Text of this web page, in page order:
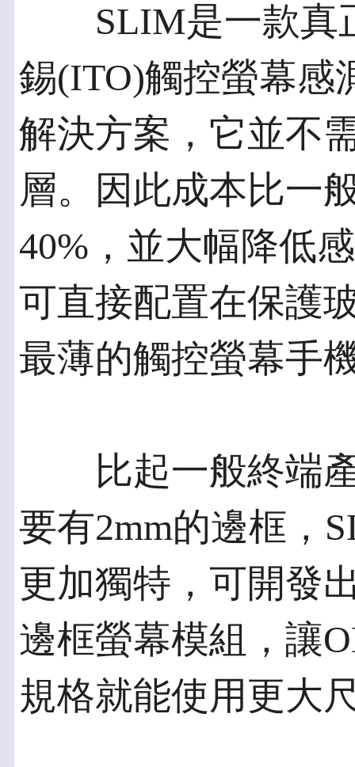
SLIM是一款真
錫(ITO)觸控螢幕感
解決方案，它並不
層。因此成本比一
40%，並大幅降低
可直接配置在保護
最薄的觸控螢幕手
比起一般終端產
要有2mm的邊框，
更加獨特，可開發
邊框螢幕模組，讓
規格就能使用更大